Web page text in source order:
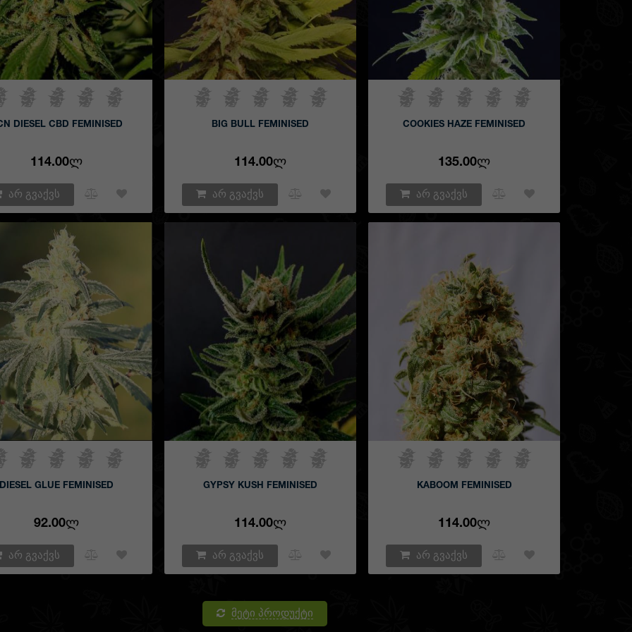
DIESEL CBD FEMINISED
114.00Ლ
არ გვაქვს
BIG BULL FEMINISED
114.00Ლ
არ გვაქვს
COOKIES HAZE FEMINISED
135.00Ლ
არ გვაქვს
DIESEL GLUE FEMINISED
92.00Ლ
არ გვაქვს
GYPSY KUSH FEMINISED
114.00Ლ
არ გვაქვს
KABOOM FEMINISED
114.00Ლ
არ გვაქვს
მეტი პროდუქტი